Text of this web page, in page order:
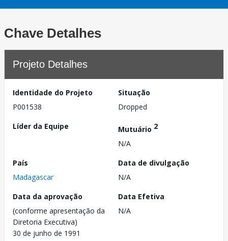
Chave Detalhes
Projeto Detalhes
Identidade do Projeto
P001538
Situação
Dropped
Líder da Equipe
Mutuário 2
N/A
País
Madagascar
Data de divulgação
N/A
Data da aprovação
(conforme apresentação da
Diretoria Executiva)
30 de junho de 1991
Data Efetiva
N/A